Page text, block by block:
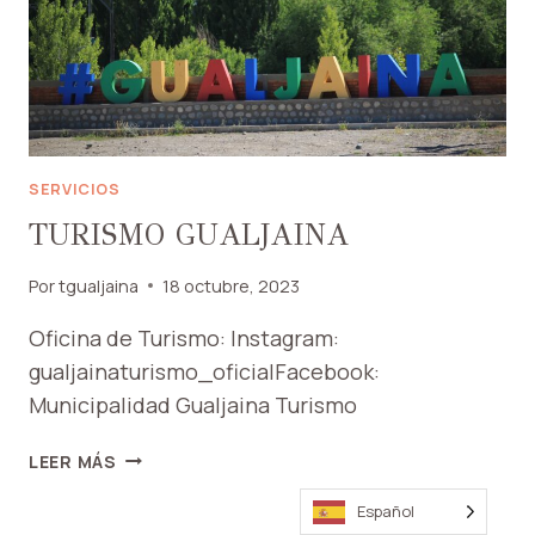
SERVICIOS
TURISMO GUALJAINA
Portgualjaina 18 octubre, 2023
Oficina de Turismo: Instagram:
gualjainaturismo_oficialFacebook:
Municipalidad Gualjaina Turismo
LEER MÁS TURISMO
Español